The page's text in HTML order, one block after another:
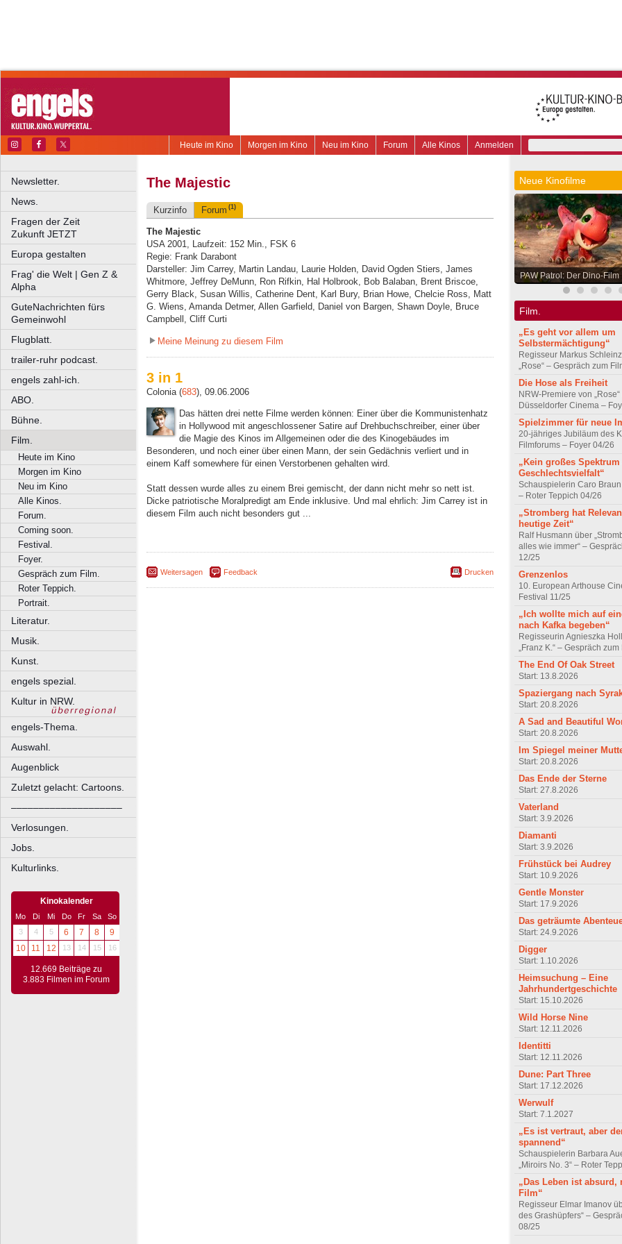
Anmelden
Alle Kinos
Forum
Neu im Kino
Morgen im Kino
Heute im Kino
Newsletter.
News.
Fragen der Zeit
Zukunft JETZT
Europa gestalten
Frag' die Welt | Gen Z &
Alpha
GuteNachrichten fürs
Gemeinwohl
Flugblatt.
trailer-ruhr podcast.
engels zahl-ich.
ABO.
Bühne.
Film.
Heute im Kino
Morgen im Kino
Neu im Kino
Alle Kinos.
Forum.
Coming soon.
Festival.
Foyer.
Gespräch zum Film.
Roter Teppich.
Portrait.
Literatur.
Musik.
Kunst.
engels spezial.
Kultur in NRW.
engels-Thema.
Auswahl.
Augenblick
Zuletzt gelacht: Cartoons.
––––––––––––––––––––
Verlosungen.
Jobs.
Kulturlinks.
Kinokalender
Mo Di Mi Do Fr Sa
So
3
4 5 6 7 8
9
10
11 12 13 14 15 16
12.669 Beiträge zu
3.883 Filmen im Forum
The Majestic
Kurzinfo Forum (1)
The Majestic
USA 2001, Laufzeit: 152 Min., FSK 6
Regie: Frank Darabont
Darsteller: Jim Carrey, Martin Landau, Laurie Holden, David Ogden Stiers, James
Whitmore, Jeffrey DeMunn, Ron Rifkin, Hal Holbrook, Bob Balaban, Brent Briscoe,
Gerry Black, Susan Willis, Catherine Dent, Karl Bury, Brian Howe, Chelcie Ross, Matt
G. Wiens, Amanda Detmer, Allen Garfield, Daniel von Bargen, Shawn Doyle, Bruce
Campbell, Cliff Curti
Meine Meinung zu diesem Film
3 in 1
Colonia (683), 09.06.2006
Das hätten drei nette Filme werden können: Einer über die Kommunistenhatz
in Hollywood mit angeschlossener Satire auf Drehbuchschreiber, einer über
die Magie des Kinos im Allgemeinen oder die des Kinogebäudes im
Besonderen, und noch einer über einen Mann, der sein Gedächnis verliert und in
einem Kaff somewhere für einen Verstorbenen gehalten wird.
Statt dessen wurde alles zu einem Brei gemischt, der dann nicht mehr so nett ist.
Dicke patriotische Moralpredigt am Ende inklusive. Und mal ehrlich: Jim Carrey ist in
diesem Film auch nicht besonders gut ...
Weitersagen Feedback Drucken
Neue Kinofilme
PAW Patrol: Der Dino-Film
Film.
„Es geht vor allem um
Selbstermächtigung“
Regisseur Markus
„Rose“ – Gespräch zum
Die Hose als Freiheit
NRW-Premiere von „Rose“
Düsseldorfer Cinema –
Spielzimmer für neue
20-jähriges Jubiläum des
Filmforums – Foyer 04/26
„Kein großes Spektrum
Geschlechtsvielfalt“
Schauspielerin Caro Braun
– Roter Teppich 04/26
„Stromberg hat
heutige Zeit“
Ralf Husmann über
alles wie immer“ –
12/25
Grenzenlos
10. European Arthouse
Festival 11/25
„Ich wollte mich auf
nach Kafka begeben“
Regisseurin Agnieszka
„Franz K.“ – Gespräch
The End Of Oak Street
Start: 13.8.2026
Spaziergang nach
Start: 20.8.2026
A Sad and Beautiful
Start: 20.8.2026
Im Spiegel meiner
Start: 20.8.2026
Das Ende der Sterne
Start: 27.8.2026
Vaterland
Start: 3.9.2026
Diamanti
Start: 3.9.2026
Frühstück bei Audrey
Start: 10.9.2026
Gentle Monster
Start: 17.9.2026
Das geträumte
Start: 24.9.2026
Digger
Start: 1.10.2026
Heimsuchung – Eine
Jahrhundertgeschichte
Start: 15.10.2026
Wild Horse Nine
Start: 12.11.2026
Identitti
Start: 12.11.2026
Dune: Part Three
Start: 17.12.2026
Werwulf
Start: 7.1.2027
„Es ist vertraut, aber
spannend“
Schauspielerin Barbara
„Miroirs No. 3“ – Roter
„Das Leben ist absurd,
Film“
Regisseur Elmar Imanov
des Grashüpfers“ –
08/25